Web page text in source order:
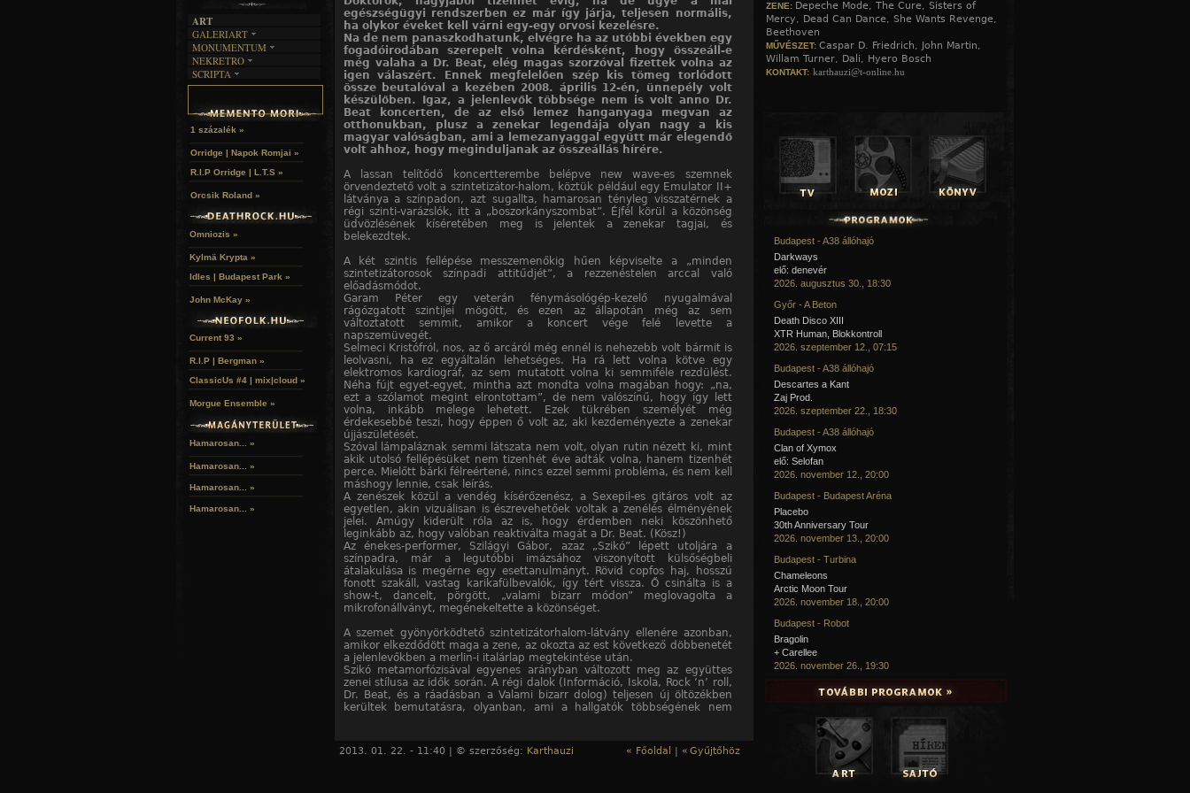
egészségügyi rendszerben ez már így járja, teljesen normális,
ha olykor éveket kell várni egy-egy orvosi kezelésre.
Na de nem panaszkodhatunk, elvégre ha az utóbbi években egy
fogadóirodában szerepelt volna kérdésként, hogy összeáll-e
még valaha a Dr. Beat, elég magas szorzóval fizettek volna az
igen válaszért. Ennek megfelelően szép kis tömeg torlódott
össze beutalóval a kezében 2008. április 12-én, ünnepély volt
készülőben. Igaz, a jelenlevők többsége nem is volt anno Dr.
Beat koncerten, de az első lemez hanganyaga megvan az
otthonukban, plusz a zenekar legendája olyan nagy a kis
magyar valóságban, ami a lemezanyaggal együtt már elegendő
volt ahhoz, hogy meginduljanak az összeállás hírére.
A lassan telítődő koncertterembe belépve new wave-es szemnek
örvendeztető volt a szintetizátor-halom, köztük például egy Emulator II+
látványa a színpadon, azt sugallta, hamarosan tényleg visszatérnek a
régi szinti-varázslók, itt a „boszorkányszombat”. Éjfél körül a közönség
üdvözlésének kíséretében meg is jelentek a zenekar tagjai, és
belekezdtek.
A két szintis fellépése messzemenőkig hűen képviselte a „minden
szintetizátorosok színpadi attitűdjét”, a rezzenéstelen arccal való
előadásmódot.
Garam Péter egy veterán fénymásológép-kezelő nyugalmával
rágózgatott szintijei mögött, és ezen az állapotán még az sem
változtatott semmit, amikor a koncert vége felé levette a
napszemüvegét.
Selmeci Kristófról, nos, az ő arcáról még ennél is nehezebb volt bármit is
leolvasni, ha ez egyáltalán lehetséges. Ha rá lett volna kötve egy
elektromos kardiográf, az sem mutatott volna ki semmiféle rezdülést.
Néha fújt egyet-egyet, mintha azt mondta volna magában hogy: „na,
ezt a szólamot megint elrontottam”, de nem valószínű, hogy így lett
volna, inkább melege lehetett. Ezek tükrében személyét még
érdekesebbé teszi, hogy éppen ő volt az, aki kezdeményezte a zenekar
újjászületését.
Szóval lámpaláznak semmi látszata nem volt, olyan rutin nézett ki, mint
akik utolsó fellépésüket nem tizenhét éve adták volna, hanem tizenhét
perce. Mielőtt bárki félreértené, nincs ezzel semmi probléma, és nem kell
máshogy lennie, csak leírás.
A zenészek közül a vendég kísérőzenész, a Sexepil-es gitáros volt az
egyetlen, akin vizuálisan is észrevehetőek voltak a zenélés élményének
jelei. Amúgy kiderült róla az is, hogy érdemben neki köszönhető
leginkább az, hogy valóban reaktiválta magát a Dr. Beat. (Kösz!)
Az énekes-performer, Szilágyi Gábor, azaz „Szikó” lépett utoljára a
színpadra, már a legutóbbi imázsához viszonyított külsőségbeli
átalakulása is megérne egy esettanulmányt. Rövid copfos haj, hosszú
fonott szakáll, vastag karikafülbevalók, így tért vissza. Ő csinálta is a
show-t, dancelt, pörgött, „valami bizarr módon” meglovagolta a
mikrofonállványt, megénekeltette a közönséget.
A szemet gyönyörködtető szintetizátorhalom-látvány ellenére azonban,
amikor elkezdődött maga a zene, az okozta az est következő döbbenetét
a jelenlevőkben a merlin-i italárlap megtekintése után.
Szikó metamorfózisával egyenes arányban változott meg az együttes
zenei stílusa az idők során. A régi dalok (Információ, Iskola, Rock ’n’ roll,
Dr. Beat, és a ráadásban a Valami bizarr dolog) teljesen új öltözékben
kerültek bemutatásra, olyanban, ami a hallgatók többségének nem
Az okok közül legelsőként, de nem elsőrendűként, azt lehet
2013. 01. 22. - 11:40 | © szerzőség: Karthauzi « Főoldal | « Gyűjtőhöz
ART
GALERIART
ARTGALERI
KÉPREGÉNYEK
LAKÁSKULTS
MONUMENTUM
TEMETŐK
TEMPLOMOK
HELYEK
NEKRETRO
SZUBKULT
RELIKVIÁK
SCRIPTA
NOVELLÁK
HALÁLTÁNC
1 százalék »
Orridge | Napok Romjai »
R.I.P Orridge | L.T.S »
Orcsik Roland »
Omniozis »
Kylmä Krypta »
Idles | Budapest Park »
John McKay »
Current 93 »
R.I.P | Bergman »
ClassicUs #4 | mix|cloud »
Morgue Ensemble »
Hamarosan... »
Hamarosan... »
Hamarosan... »
Hamarosan... »
ZENE: Depeche Mode, The Cure, Sisters of
Mercy, Dead Can Dance, She Wants Revenge,
Beethoven
MŰVÉSZET: Caspar D. Friedrich, John Martin,
Willam Turner, Dali, Hyero Bosch
KONTAKT: karthauzi@t-online.hu
Budapest - A38 állóhajó
Darkways
elő: denevér
2026. augusztus 30., 18:30
Győr - A Beton
Death Disco XIII
XTR Human, Blokkontroll
2026. szeptember 12., 07:15
Budapest - A38 állóhajó
Descartes a Kant
Zaj Prod.
2026. szeptember 22., 18:30
Budapest - A38 állóhajó
Clan of Xymox
elő: Selofan
2026. november 12., 20:00
Budapest - Budapest Aréna
Placebo
30th Anniversary Tour
2026. november 13., 20:00
Budapest - Turbina
Chameleons
Arctic Moon Tour
2026. november 18., 20:00
Budapest - Robot
Bragolin
+ Carellee
2026. november 26., 19:30